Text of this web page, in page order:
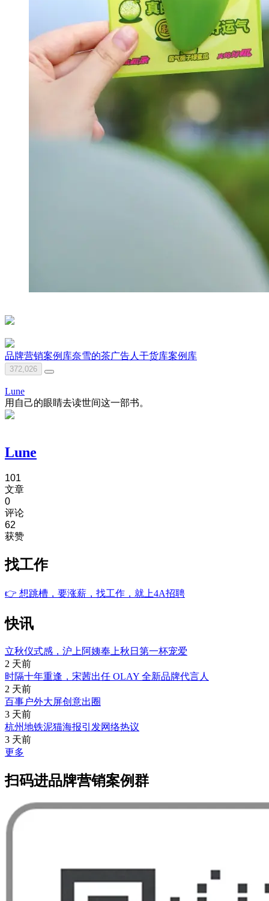
品牌营销案例库奈雪的茶广告人干货库案例库
372,026
Lune
用自己的眼睛去读世间这一部书。
Lune
101
文章
0
评论
62
获赞
找工作
👉 想跳槽，要涨薪，找工作，就上4A招聘
快讯
立秋仪式感，沪上阿姨奉上秋日第一杯宠爱
2 天前
时隔十年重逢，宋茜出任 OLAY 全新品牌代言人
2 天前
百事户外大屏创意出圈
3 天前
杭州地铁泥猫海报引发网络热议
3 天前
更多
扫码进品牌营销案例群